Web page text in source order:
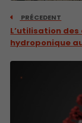
PRÉCEDENT
L’utilisation
hydroponique